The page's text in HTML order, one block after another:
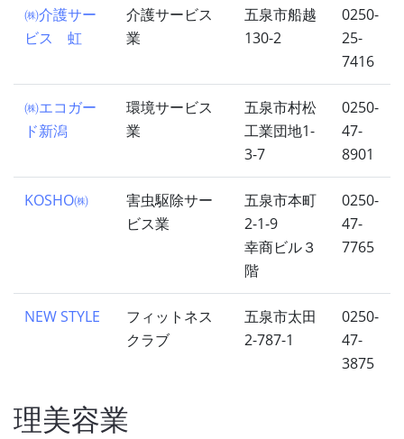
㈱介護サー
ビス 虹
介護サービス
業
五泉市船越
130-2
0250-
25-
7416
㈱エコガー
ド新潟
環境サービス
業
五泉市村松
工業団地1-
3-7
0250-
47-
8901
KOSHO㈱
害虫駆除サー
ビス業
五泉市本町
2-1-9
幸商ビル３
階
0250-
47-
7765
NEW STYLE
フィットネス
クラブ
五泉市太田
2-787-1
0250-
47-
3875
理美容業